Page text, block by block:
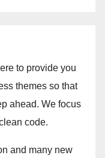
to provide you
themes so that
ahead. We focus
code.
and many new